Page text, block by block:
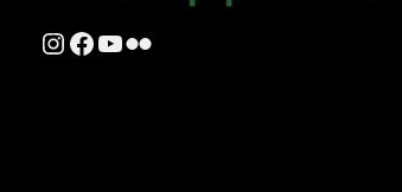
Instagram
Facebook
YouTube
Flickr